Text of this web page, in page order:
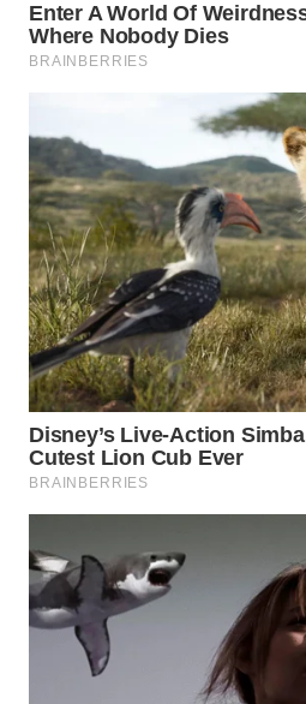
WAHANA
TRAVEL
WAHANANEWS
ID
WAHANANEWS
CO ID
WAHANANEWS
NET
WAHANA
SPORT
UMKM
WAHANA
SELEB